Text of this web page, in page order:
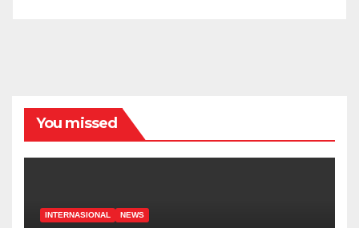
You missed
INTERNASIONAL NEWS